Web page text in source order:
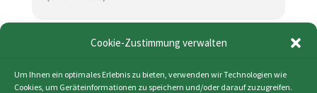
Cookie-Zustimmung verwalten
Um Ihnen ein optimales Erlebnis zu bieten, verwenden wir Technologien wie
Cookies, um Geräteinformationen zu speichern und/oder darauf zuzugreifen.
KALENDER (ICS)